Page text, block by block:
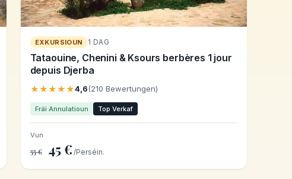
EXKURSIOUN 1 DAG
Tataouine, Chenini & Ksours berbères 1 jour
depuis Djerba
★★★★★4,6(210 Bewertungen)
Fräi Annulatioun Top Verkaf
Vun
55 € 45 € /Perséin.